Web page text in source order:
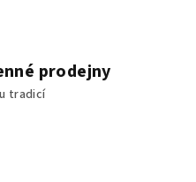
prodejny
tradicí